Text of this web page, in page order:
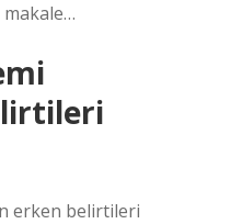
makale…
erken belirtileri